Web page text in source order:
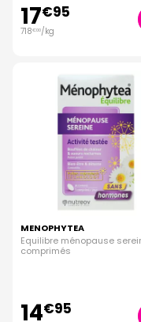
17€95
718€00/kg
MENOPHYTEA
Equilibre ménopause
comprimés
14€95